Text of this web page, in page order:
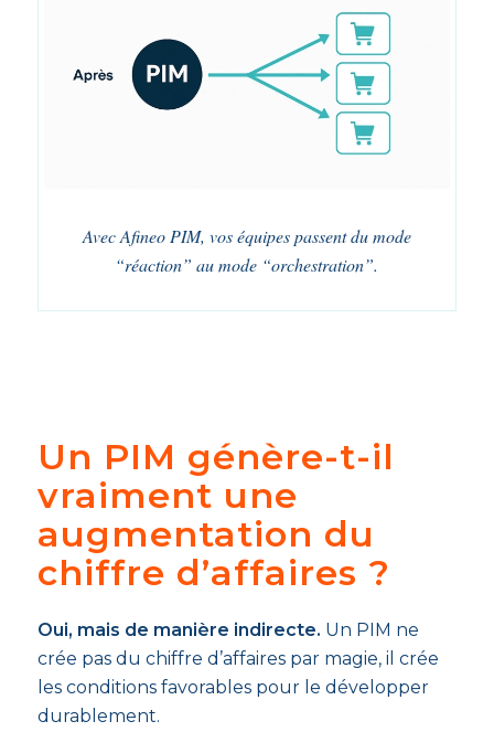
Avec Afineo PIM, vos équipes passent du mode
“réaction” au mode “orchestration”.
Un PIM génère-t-il
vraiment une
augmentation du
chiffre d’affaires ?
Oui, mais de manière indirecte. Un PIM ne
crée pas du chiffre d’affaires par magie, il crée
les conditions favorables pour le développer
durablement.